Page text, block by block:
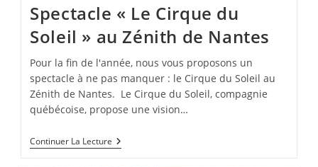
Spectacle « Le Cirque du
Soleil » au Zénith de Nantes
Pour la fin de l'année, nous vous proposons un
spectacle à ne pas manquer : le Cirque du Soleil au
Zénith de Nantes. Le Cirque du Soleil, compagnie
québécoise, propose une vision…
Continuer La Lecture Spectacle
« Le